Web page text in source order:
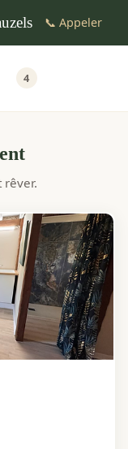
📞 Appeler
4
rêver.